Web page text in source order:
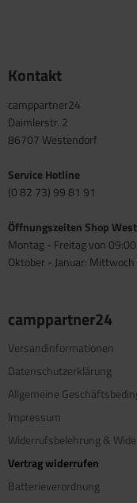
Kontakt
camppartner24
Daimlerstr. 2
86707 Westendorf
Service Hotline
(0 82 73) 99 81 91
Öffnungszeiten Shop
Montag - Freitag von
Oktober - Januar:
camppartner24
Versandinformationen
Datenschutzerklärung
Allgemeine
Impressum
Widerrufsbelehrung &
Vertrag widerrufen
Batterieverordnung